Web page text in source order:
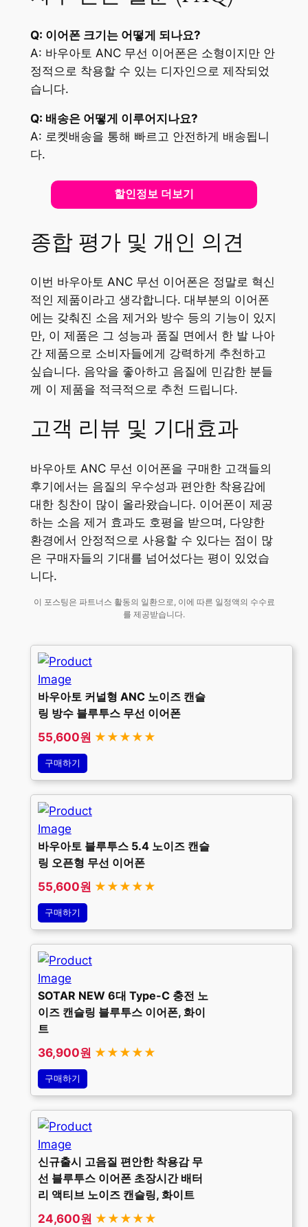
Q: 이어폰 크기는 어떻게 되나요?
A: 바우아토 ANC 무선 이어폰은 소형이지만 안
정적으로 착용할 수 있는 디자인으로 제작되었
습니다.
Q: 배송은 어떻게 이루어지나요?
A: 로켓배송을 통해 빠르고 안전하게 배송됩니
다.
할인정보 더보기
종합 평가 및 개인 의견
이번 바우아토 ANC 무선 이어폰은 정말로 혁신
적인 제품이라고 생각합니다. 대부분의 이어폰
에는 갖춰진 소음 제거와 방수 등의 기능이 있지
만, 이 제품은 그 성능과 품질 면에서 한 발 나아
간 제품으로 소비자들에게 강력하게 추천하고
싶습니다. 음악을 좋아하고 음질에 민감한 분들
께 이 제품을 적극적으로 추천 드립니다.
고객 리뷰 및 기대효과
바우아토 ANC 무선 이어폰을 구매한 고객들의
후기에서는 음질의 우수성과 편안한 착용감에
대한 칭찬이 많이 올라왔습니다. 이어폰이 제공
하는 소음 제거 효과도 호평을 받으며, 다양한
환경에서 안정적으로 사용할 수 있다는 점이 많
은 구매자들의 기대를 넘어섰다는 평이 있었습
니다.
이 포스팅은 파트너스 활동의 일환으로, 이에 따른 일정액의 수수료
를 제공받습니다.
바우아토 커널형 ANC 노이즈 캔슬
링 방수 블루투스 무선 이어폰
55,600원 ★★★★★
구매하기
바우아토 블루투스 5.4 노이즈 캔슬
링 오픈형 무선 이어폰
55,600원 ★★★★★
구매하기
SOTAR NEW 6대 Type-C 충전 노
이즈 캔슬링 블루투스 이어폰, 화이
트
36,900원 ★★★★★
구매하기
신규출시 고음질 편안한 착용감 무
선 블루투스 이어폰 초장시간 배터
리 액티브 노이즈 캔슬링, 화이트
24,600원 ★★★★★